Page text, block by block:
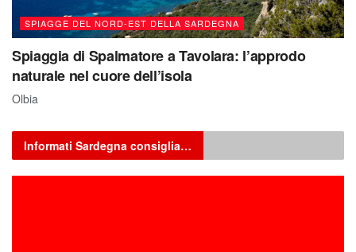
SPIAGGE DEL NORD-EST DELLA SARDEGNA
Spiaggia di Spalmatore a Tavolara: l’approdo
naturale nel cuore dell’isola
Olbia
Informati Sardegna consiglia…